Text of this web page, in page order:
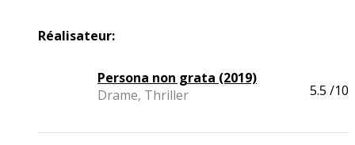
Réalisateur:
Persona non grata (2019)
Drame, Thriller
5.5 /10